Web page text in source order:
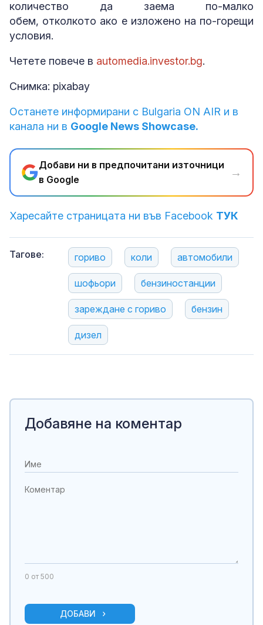
количество да заема по-малко
обем, отколкото ако е изложено на по-горещи
условия.
Четете повече в automedia.investor.bg.
Снимка: pixabay
Останете информирани с Bulgaria ON AIR и в
канала ни в Google News Showcase.
Добави ни в предпочитани източници
в Google
→
Харесайте страницата ни във Facebook ТУК
Тагове: гориво коли автомобили
шофьори бензиностанции
зареждане с гориво бензин
дизел
Добавяне на коментар
0 от 500
ДОБАВИ